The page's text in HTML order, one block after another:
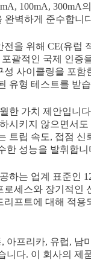
100mA,
완벽하게 준수합니
전을 위해 CE(유럽
괄적인 국제 인
사이클링을 포
유형 테스트를 받
한 가치 제안입니
시키지 않으면서
트립 속도, 접점
한 성능을 발휘합니
하는 업계 표준인
세스와 장기적
프트에 대해 적
아프리카, 유럽, 남
니다. 이 회사의